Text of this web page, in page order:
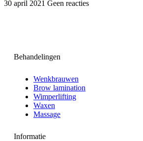
30 april 2021 Geen reacties
Behandelingen
Wenkbrauwen
Brow lamination
Wimperlifting
Waxen
Massage
Informatie